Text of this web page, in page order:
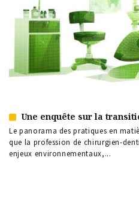
Article
réservé
à
nos
Une enquête sur la
Le panorama des pratiques en
que la profession de chirurgien-
enjeux environnementaux,...